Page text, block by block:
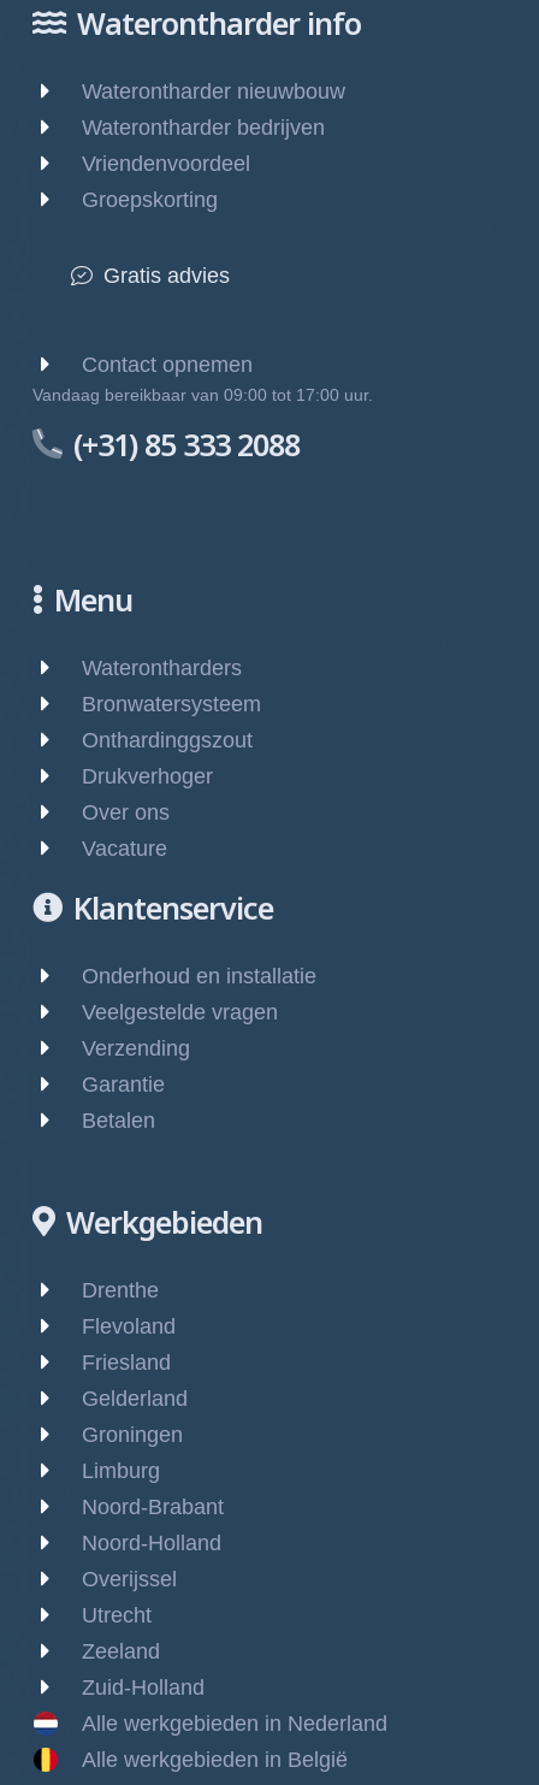
Waterontharder info
Waterontharder nieuwbouw
Waterontharder bedrijven
Vriendenvoordeel
Groepskorting
Gratis advies
Contact opnemen
Vandaag bereikbaar van 09:00 tot 17:00 uur.
(+31) 85 333 2088
Menu
Waterontharders
Bronwatersysteem
Onthardinggszout
Drukverhoger
Over ons
Vacature
Klantenservice
Onderhoud en installatie
Veelgestelde vragen
Verzending
Garantie
Betalen
Werkgebieden
Drenthe
Flevoland
Friesland
Gelderland
Groningen
Limburg
Noord-Brabant
Noord-Holland
Overijssel
Utrecht
Zeeland
Zuid-Holland
Alle werkgebieden in Nederland
Alle werkgebieden in België